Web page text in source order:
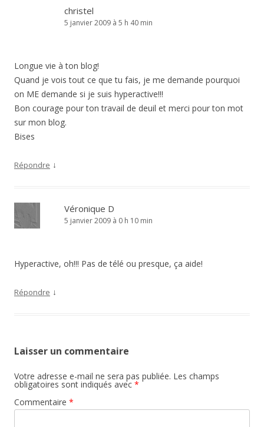
christel
5 janvier 2009 à 5 h 40 min
Longue vie à ton blog!
Quand je vois tout ce que tu fais, je me demande pourquoi
on ME demande si je suis hyperactive!!!
Bon courage pour ton travail de deuil et merci pour ton mot
sur mon blog.
Bises
Répondre ↓
Véronique D
5 janvier 2009 à 0 h 10 min
Hyperactive, oh!!! Pas de télé ou presque, ça aide!
Répondre ↓
Laisser un commentaire
Votre adresse e-mail ne sera pas publiée. Les champs
obligatoires sont indiqués avec *
Commentaire *